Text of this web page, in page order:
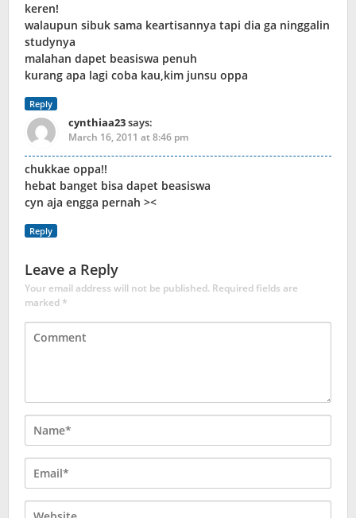
keren!
walaupun sibuk sama keartisannya tapi dia ga ninggalin
studynya
malahan dapet beasiswa penuh
kurang apa lagi coba kau,kim junsu oppa
Reply
cynthiaa23says:
March 16, 2011 at 8:46 pm
chukkae oppa!!
hebat banget bisa dapet beasiswa
cyn aja engga pernah ><
Reply
Leave a Reply
Your email address will not be published. Required fields are
marked*